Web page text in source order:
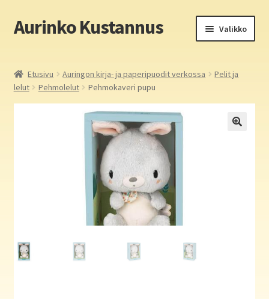
Siirry
navigointiin
Siirry
sisältöön
Aurinko Kustannus Valikko
Yritys
Aurinko Kustannus: kirjat
Auringon kirja- ja paperipuodit verkossa
Media
Etusivu Auringon kirja- ja paperipuodit verkossa
Pelit ja
lelut
Pehmolelut Pehmokaveri pupu